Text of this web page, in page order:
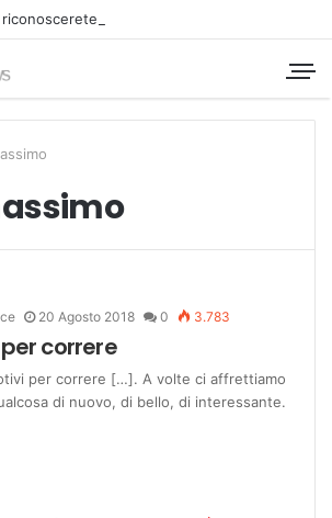
20 Agosto 2018 0 3.783
correre
per correre […]. A volte ci affrettiamo
di nuovo, di bello, di interessante.